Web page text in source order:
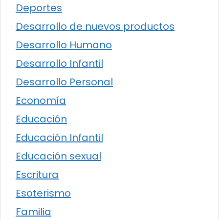
Deportes
Desarrollo de nuevos productos
Desarrollo Humano
Desarrollo Infantil
Desarrollo Personal
Economía
Educación
Educación Infantil
Educación sexual
Escritura
Esoterismo
Familia